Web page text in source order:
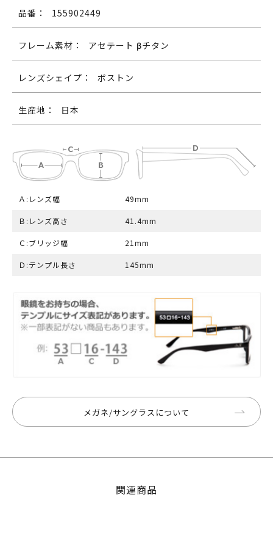
品番： 155902449
フレーム素材： アセテート βチタン
レンズシェイプ： ボストン
生産地： 日本
Ａ:レンズ幅 49mm
Ｂ:レンズ高さ 41.4mm
Ｃ:ブリッジ幅 21mm
Ｄ:テンプル長さ 145mm
メガネ/サングラスについて
関連商品